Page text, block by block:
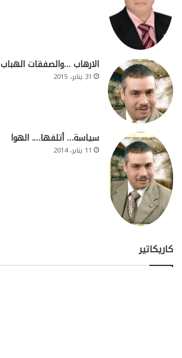
الارهاب …والصفقات الهباب
31 يناير، 2015
سياسة… أتلفها…. الهوا
11 يناير، 2014
كاريكاتير